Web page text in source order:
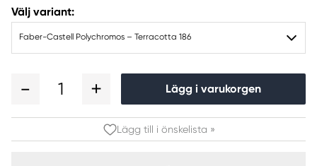
Välj variant:
Faber-Castell Polychromos – Terracotta 186
1 Lägg i varukorgen
Lägg till i önskelista »